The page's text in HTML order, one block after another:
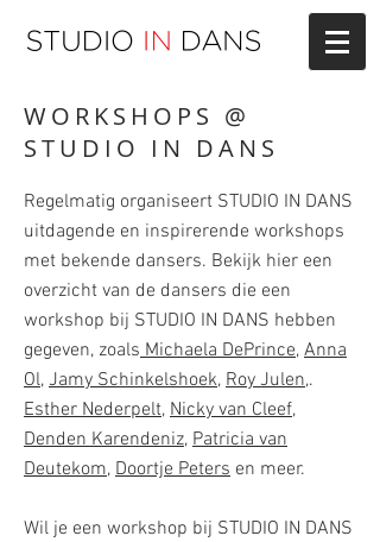
WORKSHOPS @
STUDIO IN DANS
Regelmatig organiseert STUDIO IN DANS
uitdagende en inspirerende workshops
met bekende dansers. Bekijk hier een
overzicht van de dansers die een
workshop bij STUDIO IN DANS hebben
gegeven, zoalsMichaela DePrince, Anna
Ol, Jamy Schinkelshoek, Roy Julen,.
Esther Nederpelt, Nicky van Cleef,
Denden Karendeniz, Patricia van
Deutekom, Doortje Peters en meer.
Wil je een workshop bij STUDIO IN DANS